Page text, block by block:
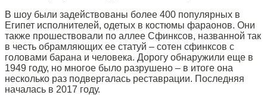
В шоу были задействованы более 400 популярных в
Египет исполнителей, одетых в костюмы фараонов. Они
также прошествовали по аллее Сфинксов, названной так
в честь обрамляющих ее статуй – сотен сфинксов с
головами барана и человека. Дорогу обнаружили еще в
1949 году, но многое было разрушено – в итоге она
несколько раз подвергалась реставрации. Последняя
началась в 2017 году.